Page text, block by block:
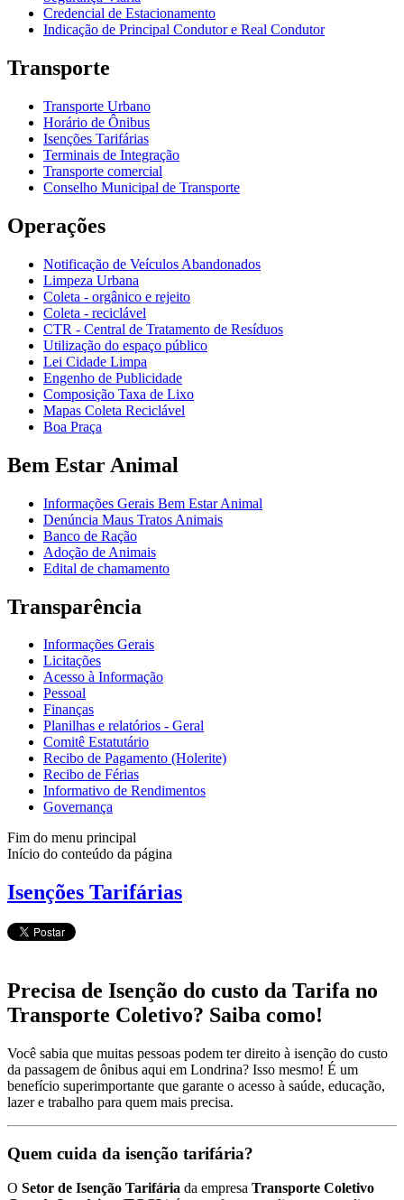
Credencial de Estacionamento
Indicação de Principal Condutor e Real Condutor
Transporte
Transporte Urbano
Horário de Ônibus
Isenções Tarifárias
Terminais de Integração
Transporte comercial
Conselho Municipal de Transporte
Operações
Notificação de Veículos Abandonados
Limpeza Urbana
Coleta - orgânico e rejeito
Coleta - reciclável
CTR - Central de Tratamento de Resíduos
Utilização do espaço público
Lei Cidade Limpa
Engenho de Publicidade
Composição Taxa de Lixo
Mapas Coleta Reciclável
Boa Praça
Bem Estar Animal
Informações Gerais Bem Estar Animal
Denúncia Maus Tratos Animais
Banco de Ração
Adoção de Animais
Edital de chamamento
Transparência
Informações Gerais
Licitações
Acesso à Informação
Pessoal
Finanças
Planilhas e relatórios - Geral
Comitê Estatutário
Recibo de Pagamento (Holerite)
Recibo de Férias
Informativo de Rendimentos
Governança
Fim do menu principal
Início do conteúdo da página
Isenções Tarifárias
Precisa de Isenção do custo da Tarifa no
Transporte Coletivo? Saiba como!
Você sabia que muitas pessoas podem ter direito à isenção do custo
da passagem de ônibus aqui em Londrina? Isso mesmo! É um
benefício superimportante que garante o acesso à saúde, educação,
lazer e trabalho para quem mais precisa.
Quem cuida da isenção tarifária?
O Setor de Isenção Tarifária da empresa Transporte Coletivo